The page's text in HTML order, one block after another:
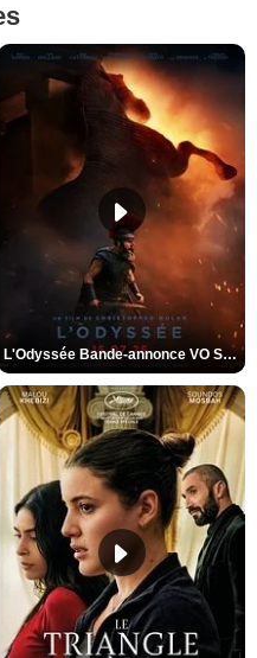
L'Odyssée Bande-annonce VO STFR